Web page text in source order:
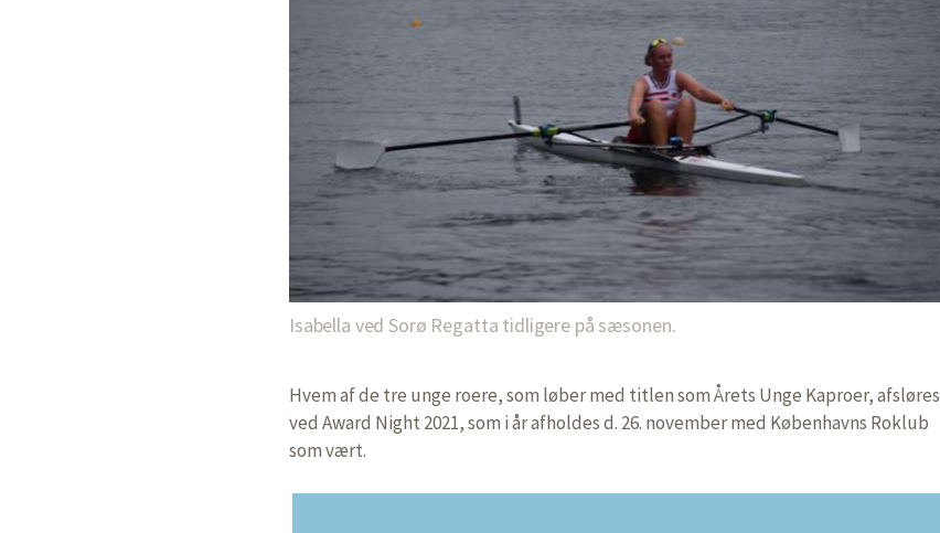
Isabella ved Sorø Regatta tidligere på sæsonen.
Hvem af de tre unge roere, som løber med titlen som Årets Unge Kaproer, afsløres
ved Award Night 2021, som i år afholdes d. 26. november med Københavns Roklub
som vært.